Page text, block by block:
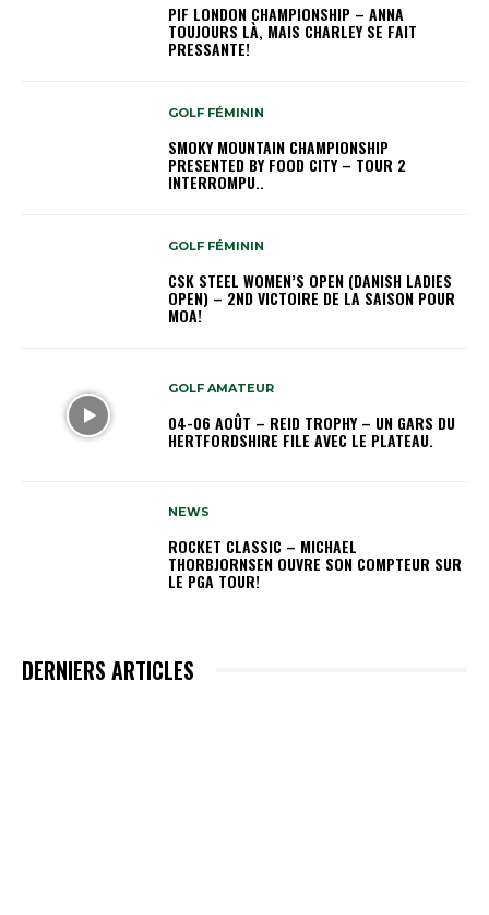
PIF LONDON CHAMPIONSHIP – ANNA
TOUJOURS LÀ, MAIS CHARLEY SE FAIT
PRESSANTE!
GOLF FÉMININ
SMOKY MOUNTAIN CHAMPIONSHIP
PRESENTED BY FOOD CITY – TOUR 2
INTERROMPU..
GOLF FÉMININ
CSK STEEL WOMEN’S OPEN (DANISH LADIES
OPEN) – 2ND VICTOIRE DE LA SAISON POUR
MOA!
GOLF AMATEUR
04-06 AOÛT – REID TROPHY – UN GARS DU
HERTFORDSHIRE FILE AVEC LE PLATEAU.
NEWS
ROCKET CLASSIC – MICHAEL
THORBJORNSEN OUVRE SON COMPTEUR SUR
LE PGA TOUR!
DERNIERS ARTICLES